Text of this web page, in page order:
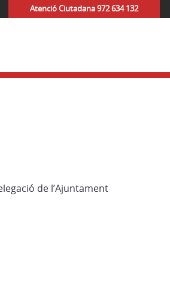
Atenció Ciutadana 972 634 132
de l’Ajuntament